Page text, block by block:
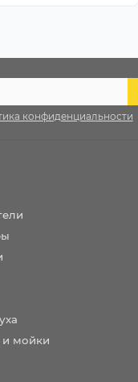
конфиденциальности
и мойки